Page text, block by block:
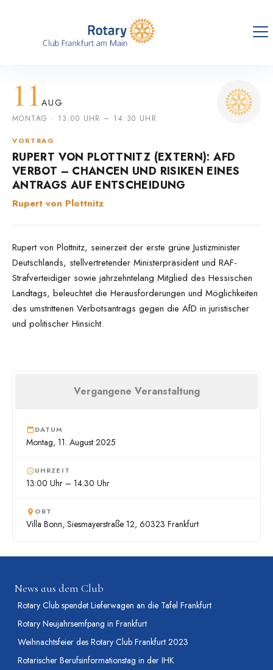
11 AUG
MONTAG · 13:00 UHR – 14:30 UHR
VORTRAG
RUPERT VON PLOTTNITZ (EXTERN): AFD
VERBOT – CHANCEN UND RISIKEN EINES
ANTRAGS AUF ENTSCHEIDUNG
Rupert von Plottnitz
Rupert von Plottnitz, seinerzeit der erste grüne Justizminister
Deutschlands, stellvertretender Ministerpräsident und RAF-
Strafverteidiger sowie jahrzehntelang Mitglied des Hessischen
Landtags, beleuchtet die Herausforderungen und Möglichkeiten
des umstrittenen Verbotsantrags gegen die AfD in juristischer
und politischer Hinsicht.
Vergangene Veranstaltung
DATUM
Montag, 11. August 2025
UHRZEIT
13:00 Uhr – 14:30 Uhr
ORT
Villa Bonn, Siesmayerstraße 12, 60323 Frankfurt
News aus dem Club
Rotary Club spendet Lieferwagen an die Tafel Frankfurt
Rotary Neujahrsemfpang in Frankfurt
Weihnachtsfeier des Rotary Club Frankfurt 2023
Rotarischer Berufsinformationstag in der IHK